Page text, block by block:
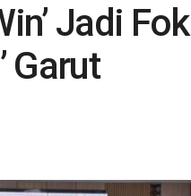
Jadi
Garut